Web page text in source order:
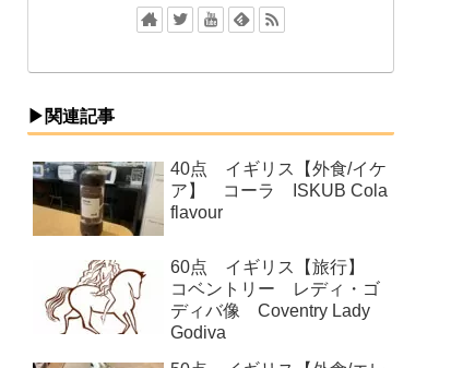
▶関連記事
40点 イギリス【外食/イケ
ア】 コーラ ISKUB Cola
flavour
60点 イギリス【旅行】
コベントリー レディ・ゴ
ディバ像 Coventry Lady
Godiva